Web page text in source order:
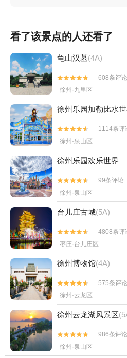
看了该景点的人还看了
龟山汉墓(4A)


608条评论
徐州·九里区
徐州乐园加勒比水


1114条评
徐州·泉山区
徐州乐园欢乐世界


99条评论
徐州·泉山区
台儿庄古城(5A)


4808条评
枣庄·台儿庄区
徐州博物馆(4A)


575条评论
徐州·云龙区
徐州云龙湖风景区


986条评论
徐州·泉山区